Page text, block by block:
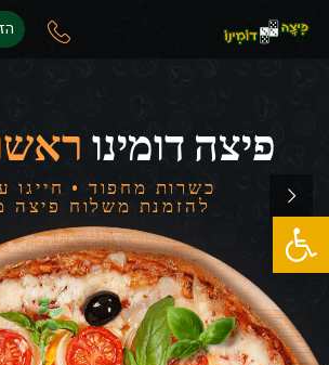
פתח סרגל נגישות
פיצה דומינו
כשרות מחפוד • חייגו
להזמנת משלוח פיצה